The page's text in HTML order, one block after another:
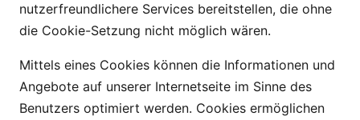
nutzerfreundlichere Services bereitstellen, die ohne
die Cookie-Setzung nicht möglich wären.
Mittels eines Cookies können die Informationen und
Angebote auf unserer Internetseite im Sinne des
Benutzers optimiert werden. Cookies ermöglichen